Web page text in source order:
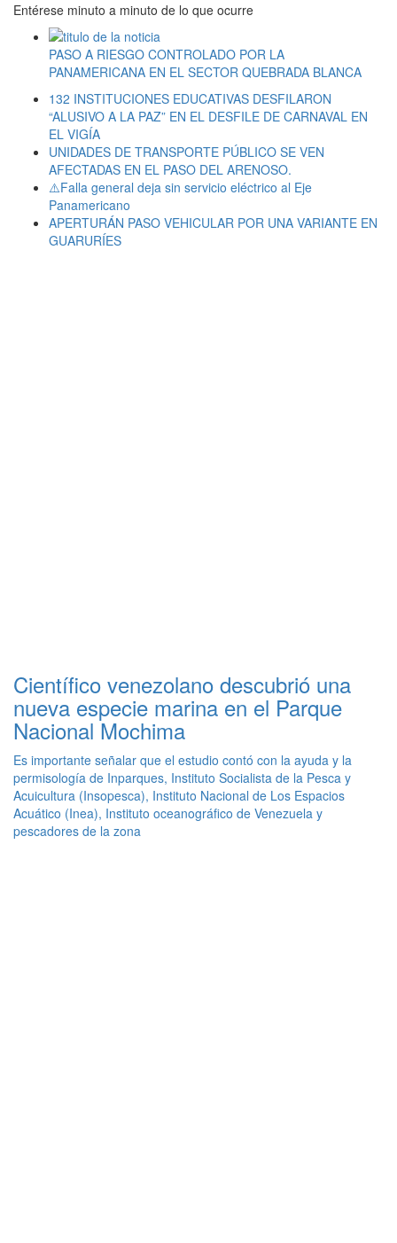
Entérese minuto a minuto de lo que ocurre
PASO A RIESGO CONTROLADO POR LA
PANAMERICANA EN EL SECTOR QUEBRADA BLANCA
132 INSTITUCIONES EDUCATIVAS DESFILARON
“ALUSIVO A LA PAZ” EN EL DESFILE DE CARNAVAL EN
EL VIGÍA
UNIDADES DE TRANSPORTE PÚBLICO SE VEN
AFECTADAS EN EL PASO DEL ARENOSO.
⚠️Falla general deja sin servicio eléctrico al Eje
Panamericano
APERTURÁN PASO VEHICULAR POR UNA VARIANTE EN
GUARURÍES
Científico venezolano descubrió una
nueva especie marina en el Parque
Nacional Mochima
Es importante señalar que el estudio contó con la ayuda y la
permisología de Inparques, Instituto Socialista de la Pesca y
Acuicultura (Insopesca), Instituto Nacional de Los Espacios
Acuático (Inea), Instituto oceanográfico de Venezuela y
pescadores de la zona